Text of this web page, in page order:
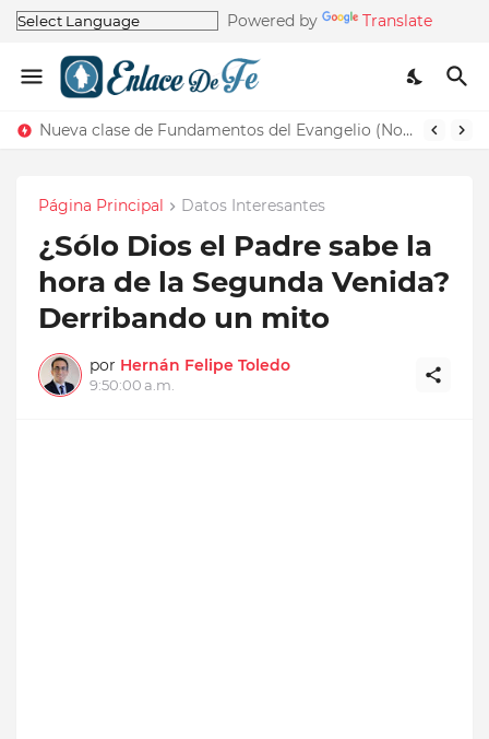
Powered by Translate
Nueva clase de Fundamentos del Evangelio (Nos recuerda la de Principios del Evangelio)
Página Principal Datos Interesantes
¿Sólo Dios el Padre sabe la
hora de la Segunda Venida?
Derribando un mito
por Hernán Felipe Toledo
9:50:00 a.m.